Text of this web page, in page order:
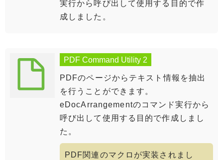
実行から呼び出して使用する目的で作
成しました。
PDF Command Utility 2
PDFのページからテキスト情報を抽出
を行うことができます。
eDocArrangementのコマンド実行から
呼び出して使用する目的で作成しまし
た。
PDF関連のマクロが実装されまし